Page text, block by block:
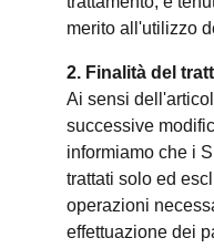
merito all'utilizzo
2. Finalità del
Ai sensi
successive
informiamo che i
trattati solo ed
operazioni
effettuazione dei